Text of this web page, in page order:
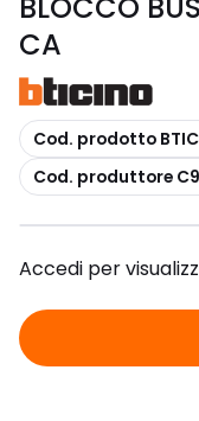
CA
copia
Cod. prodotto
copia
Cod. produttore
Accedi per